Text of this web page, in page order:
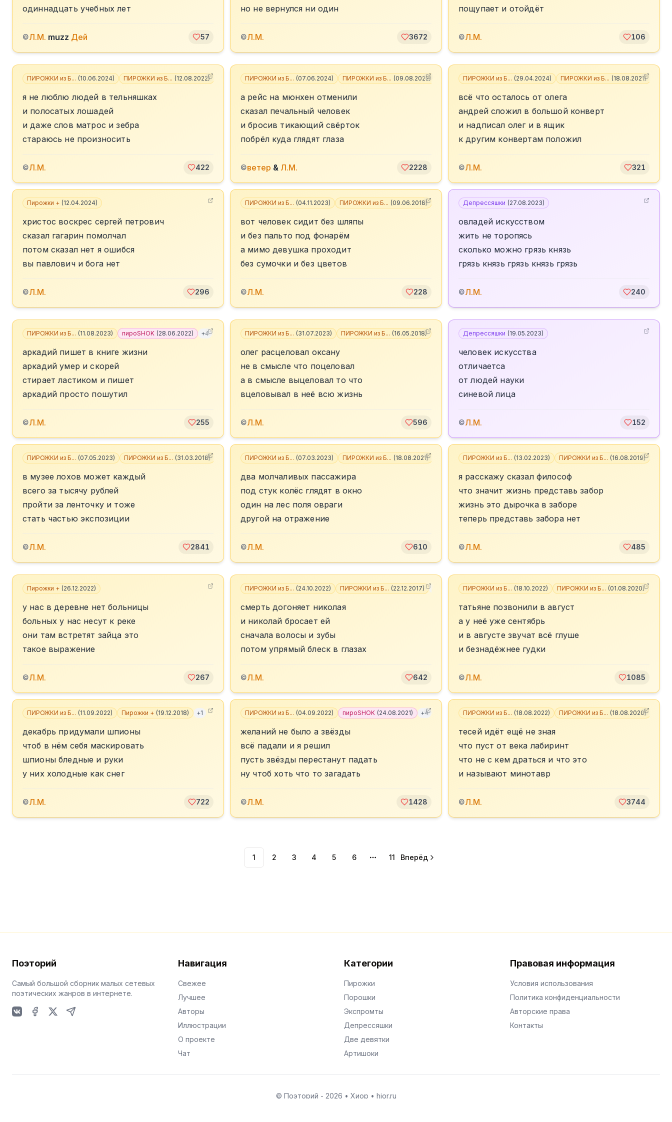
одиннадцать учебных лет
©Л.М. muzz Дей 57
но не вернулся ни один
©Л.М. 3672
пощупает и отойдёт
©Л.М. 106
ПИРОЖКИ из Б... (10.06.2024) ПИРОЖКИ из Б... (12.08.2022)
я не люблю людей в тельняшках
и полосатых лошадей
и даже слов матрос и зебра
стараюсь не произносить
©Л.М. 422
ПИРОЖКИ из Б... (07.06.2024) ПИРОЖКИ из Б... (09.08.2022)
а рейс на мюнхен отменили
сказал печальный человек
и бросив тикающий свёрток
побрёл куда глядят глаза
©ветер & Л.М. 2228
ПИРОЖКИ из Б... (29.04.2024) ПИРОЖКИ из Б... (18.08.2021)
всё что осталось от олега
андрей сложил в большой конверт
и надписал олег и в ящик
к другим конвертам положил
©Л.М. 321
Пирожки + (12.04.2024)
христос воскрес сергей петрович
сказал гагарин помолчал
потом сказал нет я ошибся
вы павлович и бога нет
©Л.М. 296
ПИРОЖКИ из Б... (04.11.2023) ПИРОЖКИ из Б... (09.06.2018)
вот человек сидит без шляпы
и без пальто под фонарём
а мимо девушка проходит
без сумочки и без цветов
©Л.М. 228
Депрессяшки (27.08.2023)
овладей искусством
жить не торопясь
сколько можно грязь князь
грязь князь грязь князь грязь
©Л.М. 240
ПИРОЖКИ из Б... (11.08.2023) пироSHOK (28.06.2022) +4
аркадий пишет в книге жизни
аркадий умер и скорей
стирает ластиком и пишет
аркадий просто пошутил
©Л.М. 255
ПИРОЖКИ из Б... (31.07.2023) ПИРОЖКИ из Б... (16.05.2018)
олег расцеловал оксану
не в смысле что поцеловал
а в смысле выцеловал то что
вцеловывал в неё всю жизнь
©Л.М. 596
Депрессяшки (19.05.2023)
человек искусства
отличаетса
от людей науки
синевой лица
©Л.М. 152
ПИРОЖКИ из Б... (07.05.2023) ПИРОЖКИ из Б... (31.03.2018)
в музее лохов может каждый
всего за тысячу рублей
пройти за ленточку и тоже
стать частью экспозиции
©Л.М. 2841
ПИРОЖКИ из Б... (07.03.2023) ПИРОЖКИ из Б... (18.08.2021)
два молчаливых пассажира
под стук колёс глядят в окно
один на лес поля овраги
другой на отражение
©Л.М. 610
ПИРОЖКИ из Б... (13.02.2023) ПИРОЖКИ из Б... (16.08.2019)
я расскажу сказал философ
что значит жизнь представь забор
жизнь это дырочка в заборе
теперь представь забора нет
©Л.М. 485
Пирожки + (26.12.2022)
у нас в деревне нет больницы
больных у нас несут к реке
они там встретят зайца это
такое выражение
©Л.М. 267
ПИРОЖКИ из Б... (24.10.2022) ПИРОЖКИ из Б... (22.12.2017)
смерть догоняет николая
и николай бросает ей
сначала волосы и зубы
потом упрямый блеск в глазах
©Л.М. 642
ПИРОЖКИ из Б... (18.10.2022) ПИРОЖКИ из Б... (01.08.2020)
татьяне позвонили в август
а у неё уже сентябрь
и в августе звучат всё глуше
и безнадёжнее гудки
©Л.М. 1085
ПИРОЖКИ из Б... (11.09.2022) Пирожки + (19.12.2018) +1
декабрь придумали шпионы
чтоб в нём себя маскировать
шпионы бледные и руки
у них холодные как снег
©Л.М. 722
ПИРОЖКИ из Б... (04.09.2022) пироSHOK (24.08.2021) +4
желаний не было а звёзды
всё падали и я решил
пусть звёзды перестанут падать
ну чтоб хоть что то загадать
©Л.М. 1428
ПИРОЖКИ из Б... (18.08.2022) ПИРОЖКИ из Б... (18.08.2020)
тесей идёт ещё не зная
что пуст от века лабиринт
что не с кем драться и что это
и называют минотавр
©Л.М. 3744
1 2 3 4 5 6
More pages
11 Вперёд
Поэторий
Самый большой сборник малых сетевых
поэтических жанров в интернете.
Навигация
Свежее
Лучшее
Авторы
Иллюстрации
О проекте
Чат
Категории
Пирожки
Порошки
Экспромты
Депрессяшки
Две девятки
Артишоки
Правовая информация
Условия использования
Политика конфиденциальности
Авторские права
Контакты
© Поэторий - 2026 • Хиор • hior.ru